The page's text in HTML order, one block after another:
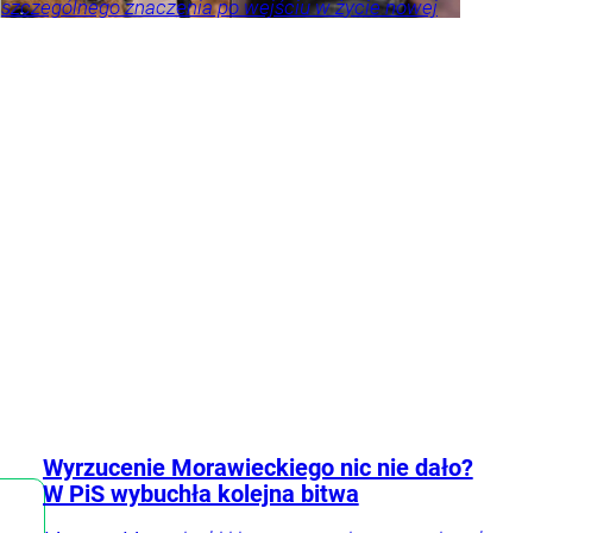
szczególnego znaczenia po wejściu w życie nowej
Wyrzucenie Morawieckiego nic nie dało?
W PiS wybuchła kolejna bitwa